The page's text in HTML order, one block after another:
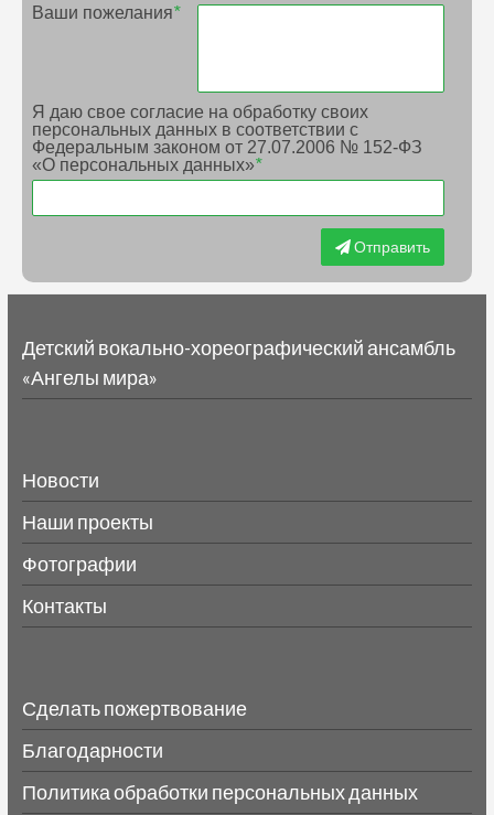
Ваши пожелания*
Я даю свое согласие на обработку своих
персональных данных в соответствии с
Федеральным законом от 27.07.2006 № 152-ФЗ
«О персональных данных»*
Отправить
Детский вокально-хореографический ансамбль
«Ангелы мира»
Новости
Наши проекты
Фотографии
Контакты
Сделать пожертвование
Благодарности
Политика обработки персональных данных